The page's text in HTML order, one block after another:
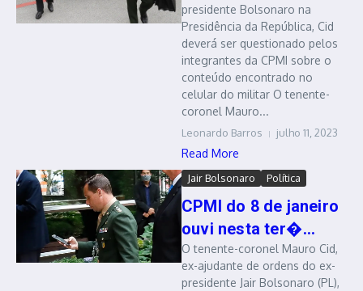
presidente Bolsonaro na
Presidência da República, Cid
deverá ser questionado pelos
integrantes da CPMI sobre o
conteúdo encontrado no
celular do militar O tenente-
coronel Mauro...
Leonardo Barros julho 11, 2023
Read More
Jair Bolsonaro Política
CPMI do 8 de janeiro
ouvi nesta ter�...
O tenente-coronel Mauro Cid,
ex-ajudante de ordens do ex-
presidente Jair Bolsonaro (PL),